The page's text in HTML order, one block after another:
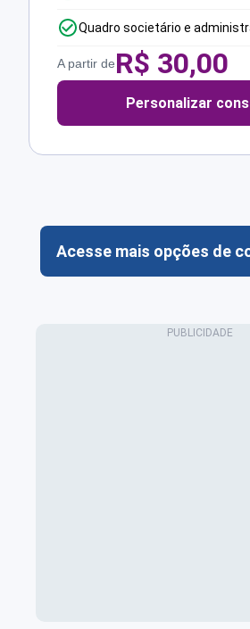
Quadro societário e
A partir deR$ 30,00
Personalizar
Acesse mais opções de